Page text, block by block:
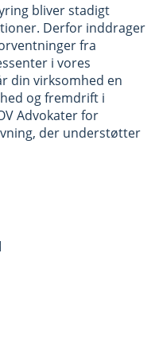
bliver stadigt
Derfor inddrager
fra
i vores
din virksomhed en
og fremdrift i
Advokater for
der understøtter